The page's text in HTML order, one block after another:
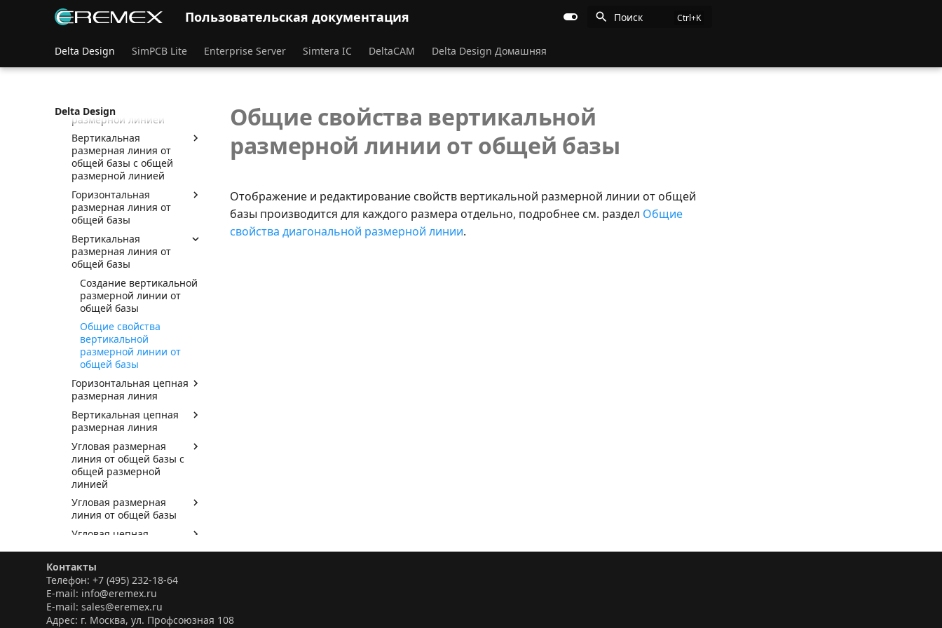
Пользовательская документация Поиск
Delta Design SimPCB Lite Enterprise Server Simtera IC DeltaCAM Delta Design Домашняя
Delta Design
линия
шероховатости
общей базы с общей
размерной линией
Вертикальная
размерная линия от
общей базы с общей
размерной линией
Горизонтальная
размерная линия от
общей базы
Вертикальная
размерная линия от
общей базы
Создание вертикальной
размерной линии от
общей базы
Общие свойства
вертикальной
размерной линии от
общей базы
Горизонтальная цепная
размерная линия
Вертикальная цепная
размерная линия
Угловая размерная
линия от общей базы с
общей размерной
линией
Угловая размерная
линия от общей базы
Угловая цепная
Информационная панель
Электрические схемы
Редактор правил
Гибко-жесткие печатные
Общие свойства вертикальной
размерной линии от общей базы
Отображение и редактирование свойств вертикальной размерной линии от общей
базы производится для каждого размера отдельно, подробнее см. раздел Общие
свойства диагональной размерной линии.
Контакты
Телефон: +7 (495) 232-18-64
E-mail: info@eremex.ru
E-mail: sales@eremex.ru
Адрес: г. Москва, ул. Профсоюзная 108